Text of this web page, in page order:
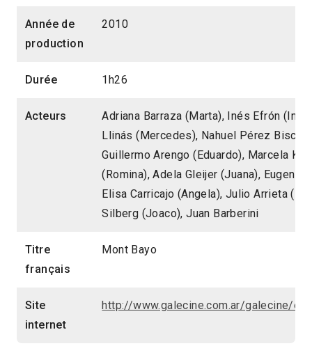
Année de
production
2010
Durée 1h26
Acteurs
Adriana Barraza (Marta), Inés Efrón
Llinás (Mercedes), Nahuel Pérez
Guillermo Arengo (Eduardo), Marcela
(Romina), Adela Gleijer (Juana), Eugenia
Elisa Carricajo (Angela), Julio Arrieta
Silberg (Joaco), Juan Barberini
Titre
français
Mont Bayo
Site
internet
http://www.galecine.com.ar/galecine/